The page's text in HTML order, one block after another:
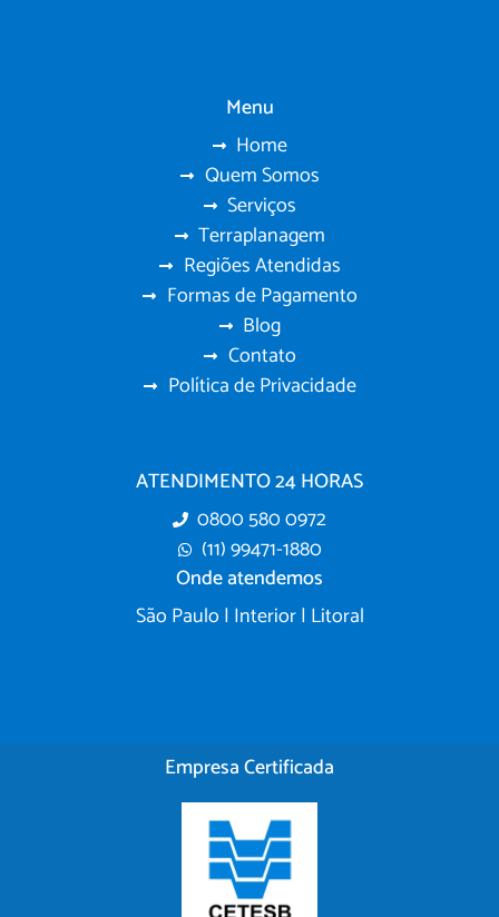
Menu
Home
Quem Somos
Serviços
Terraplanagem
Regiões Atendidas
Formas de Pagamento
Blog
Contato
Política de Privacidade
ATENDIMENTO 24 HORAS
0800 580 0972
(11) 99471-1880
Onde atendemos
São Paulo | Interior | Litoral
Empresa Certificada